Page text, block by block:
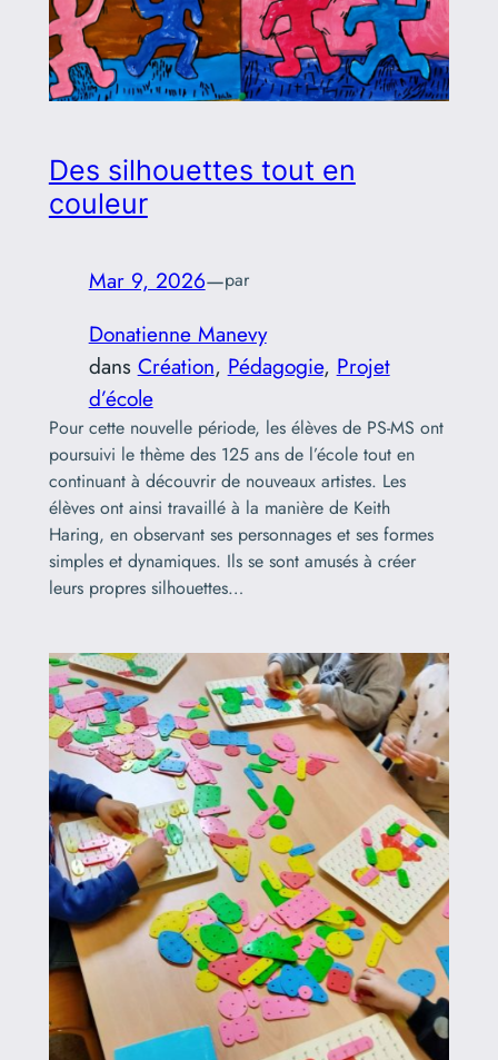
Des silhouettes tout en
couleur
Mar 9, 2026—par
Donatienne Manevy
dans Création, Pédagogie, Projet
d’école
Pour cette nouvelle période, les élèves de PS-MS ont
poursuivi le thème des 125 ans de l’école tout en
continuant à découvrir de nouveaux artistes. Les
élèves ont ainsi travaillé à la manière de Keith
Haring, en observant ses personnages et ses formes
simples et dynamiques. Ils se sont amusés à créer
leurs propres silhouettes…